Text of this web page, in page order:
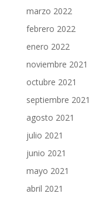
marzo 2022
febrero 2022
enero 2022
noviembre 2021
octubre 2021
septiembre 2021
agosto 2021
julio 2021
junio 2021
mayo 2021
abril 2021